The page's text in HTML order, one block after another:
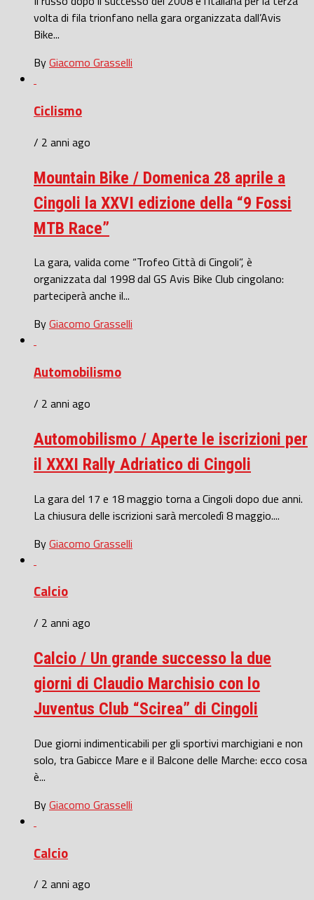
volta di fila trionfano nella gara organizzata dall’Avis
Bike...
ByGiacomo Grasselli
Ciclismo
/ 2 anni ago
Mountain Bike / Domenica 28 aprile a
Cingoli la XXVI edizione della “9 Fossi
MTB Race”
La gara, valida come “Trofeo Città di Cingoli”, è
organizzata dal 1998 dal GS Avis Bike Club cingolano:
parteciperà anche il...
ByGiacomo Grasselli
Automobilismo
/ 2 anni ago
Automobilismo / Aperte le iscrizioni per
il XXXI Rally Adriatico di Cingoli
La gara del 17 e 18 maggio torna a Cingoli dopo due anni.
La chiusura delle iscrizioni sarà mercoledì 8 maggio....
ByGiacomo Grasselli
Calcio
/ 2 anni ago
Calcio / Un grande successo la due
giorni di Claudio Marchisio con lo
Juventus Club “Scirea” di Cingoli
Due giorni indimenticabili per gli sportivi marchigiani e non
solo, tra Gabicce Mare e il Balcone delle Marche: ecco cosa
è...
ByGiacomo Grasselli
Calcio
/ 2 anni ago